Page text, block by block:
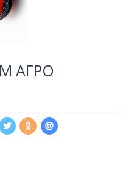
АГРО